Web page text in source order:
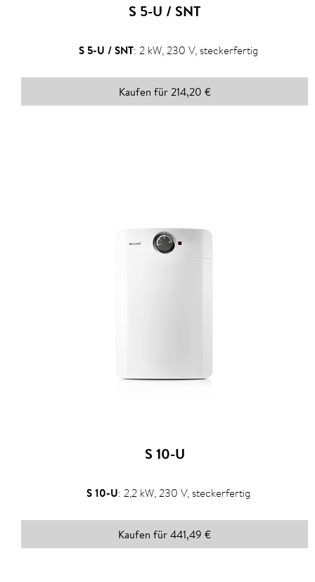
S 5-U / SNT
S 5-U / SNT: 2 kW, 230 V, steckerfertig
Kaufen für 214,20 €
S 10-U
S 10-U: 2,2 kW, 230 V, steckerfertig
Kaufen für 441,49 €